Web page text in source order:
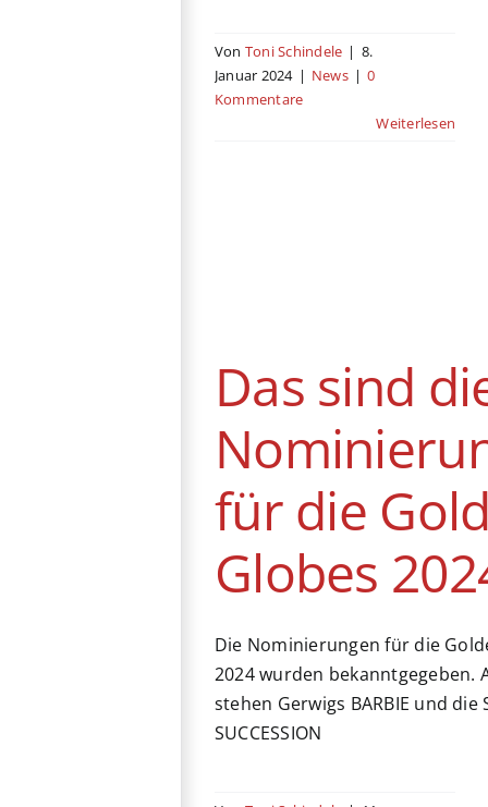
Von Toni Schindele | 8.
Januar 2024 | News | 0
Kommentare
Weiterlesen
Das sind
für die
Globes
Die Nominierungen für die
2024 wurden bekanntgegeben.
stehen Gerwigs BARBIE und die
SUCCESSION